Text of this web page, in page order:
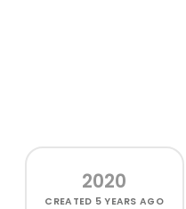
2020
CREATED 5 YEARS AGO